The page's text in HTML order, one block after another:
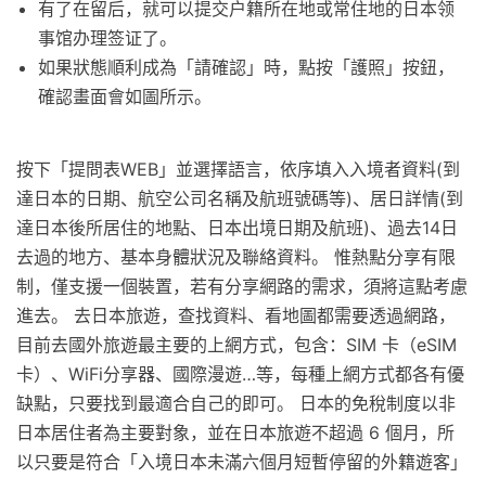
有了在留后，就可以提交户籍所在地或常住地的日本领
事馆办理签证了。
如果狀態順利成為「請確認」時，點按「護照」按鈕，
確認畫面會如圖所示。
按下「提問表WEB」並選擇語言，依序填入入境者資料(到
達日本的日期、航空公司名稱及航班號碼等)、居日詳情(到
達日本後所居住的地點、日本出境日期及航班)、過去14日
去過的地方、基本身體狀況及聯絡資料。 惟熱點分享有限
制，僅支援一個裝置，若有分享網路的需求，須將這點考慮
進去。 去日本旅遊，查找資料、看地圖都需要透過網路，
目前去國外旅遊最主要的上網方式，包含：SIM 卡（eSIM
卡）、WiFi分享器、國際漫遊…等，每種上網方式都各有優
缺點，只要找到最適合自己的即可。 日本的免稅制度以非
日本居住者為主要對象，並在日本旅遊不超過 6 個月，所
以只要是符合「入境日本未滿六個月短暫停留的外籍遊客」